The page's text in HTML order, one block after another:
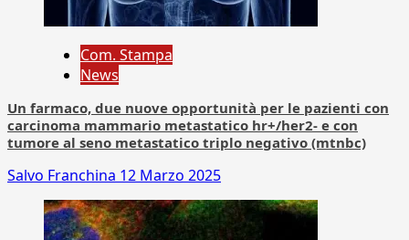
Com. Stampa
News
Un farmaco, due nuove opportunità per le pazienti con
carcinoma mammario metastatico hr+/her2- e con
tumore al seno metastatico triplo negativo (mtnbc)
Salvo Franchina 12 Marzo 2025